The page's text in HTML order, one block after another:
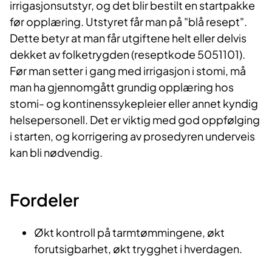
irrigasjonsutstyr, og det blir bestilt en startpakke
før opplæring. Utstyret får man på "blå resept".
Dette betyr at man får utgiftene helt eller delvis
dekket av folketrygden (reseptkode 5051101).
Før man setter i gang med irrigasjon i stomi, må
man ha gjennomgått grundig opplæring hos
stomi- og kontinenssykepleier eller annet kyndig
helsepersonell. Det er viktig med god oppfølging
i starten, og korrigering av prosedyren underveis
kan bli nødvendig.
Fordeler
Økt kontroll på tarmtømmingene, økt
forutsigbarhet, økt trygghet i hverdagen.